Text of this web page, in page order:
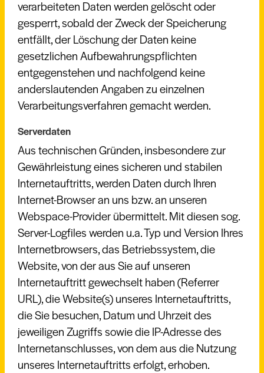
verarbeiteten Daten werden gelöscht oder
gesperrt, sobald der Zweck der Speicherung
entfällt, der Löschung der Daten keine
gesetzlichen Aufbewahrungspflichten
entgegenstehen und nachfolgend keine
anderslautenden Angaben zu einzelnen
Verarbeitungsverfahren gemacht werden.
Serverdaten
Aus technischen Gründen, insbesondere zur
Gewährleistung eines sicheren und stabilen
Internetauftritts, werden Daten durch Ihren
Internet-Browser an uns bzw. an unseren
Webspace-Provider übermittelt. Mit diesen sog.
Server-Logfiles werden u.a. Typ und Version Ihres
Internetbrowsers, das Betriebssystem, die
Website, von der aus Sie auf unseren
Internetauftritt gewechselt haben (Referrer
URL), die Website(s) unseres Internetauftritts,
die Sie besuchen, Datum und Uhrzeit des
jeweiligen Zugriffs sowie die IP-Adresse des
Internetanschlusses, von dem aus die Nutzung
unseres Internetauftritts erfolgt, erhoben.